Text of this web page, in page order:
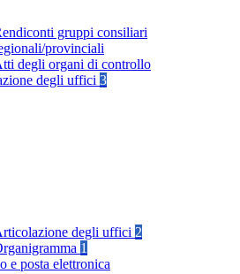
gruppi consiliari
provinciali
degli organi di controllo
degli uffici 3
degli uffici 2
1
e posta elettronica